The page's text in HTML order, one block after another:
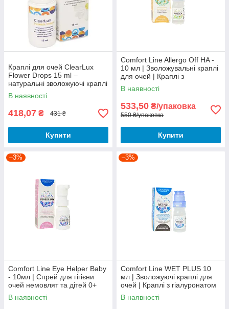
Краплі для очей ClearLux
Flower Drops 15 ml –
натуральні зволожуючі краплі
з екстрактами трав
В наявності
418,07 ₴ 431 ₴
Купити
Comfort Line Allergo Off HA -
10 мл | Зволожувальні краплі
для очей | Краплі з
гіалуроновю кислотою |
В наявності
533,50 ₴/упаковка
550 ₴/упаковка
Купити
–3%
Comfort Line Eye Helper Baby
- 10мл | Спрей для гігієни
очей немовлят та дітей 0+
В наявності
–3%
Comfort Line WET PLUS 10
мл | Зволожуючі краплі для
очей | Краплі з гіалуронатом
натрію 0,3% |
В наявності